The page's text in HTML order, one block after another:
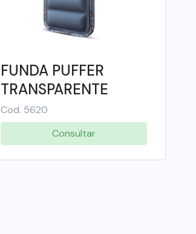
FUNDA PUFFER
TRANSPARENTE
COLOR SAMSUNG
A05 - SOUL
Cod. 5620
Consultar